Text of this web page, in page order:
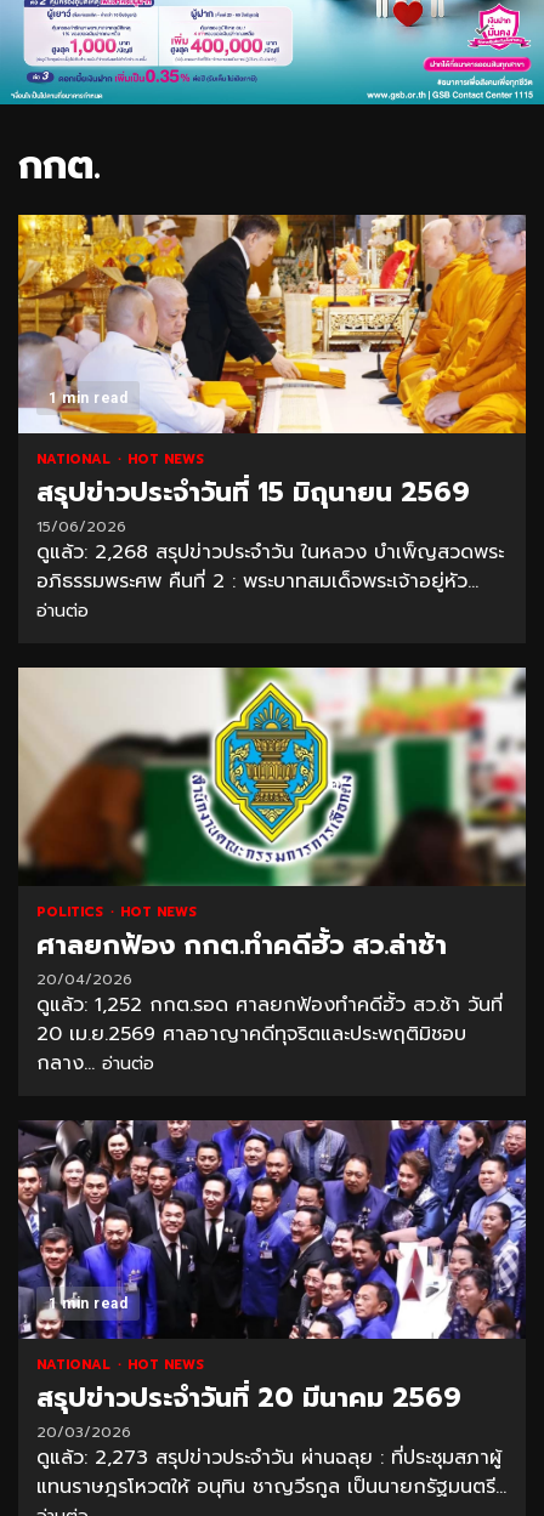
กกต.
1 min read
NATIONAL HOT NEWS
สรุปข่าวประจำวันที่ 15 มิถุนายน 2569
15/06/2026
ดูแล้ว: 2,268 สรุปข่าวประจำวัน ในหลวง บำเพ็ญสวดพระ
อภิธรรมพระศพ คืนที่ 2 : พระบาทสมเด็จพระเจ้าอยู่หัว...
อ่านต่อ
POLITICS HOT NEWS
ศาลยกฟ้อง กกต.ทำคดีฮั้ว สว.ล่าช้า
20/04/2026
ดูแล้ว: 1,252 กกต.รอด ศาลยกฟ้องทำคดีฮั้ว สว.ช้า วันที่
20 เม.ย.2569 ศาลอาญาคดีทุจริตและประพฤติมิชอบ
กลาง... อ่านต่อ
1 min read
NATIONAL HOT NEWS
สรุปข่าวประจำวันที่ 20 มีนาคม 2569
20/03/2026
ดูแล้ว: 2,273 สรุปข่าวประจำวัน ผ่านฉลุย : ที่ประชุมสภาผู้
แทนราษฎรโหวตให้ อนุทิน ชาญวีรกูล เป็นนายกรัฐมนตรี...